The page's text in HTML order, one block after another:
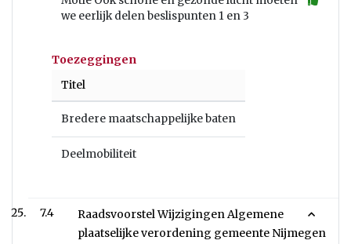
we eerlijk delen beslispunten 1 en 3
Toezeggingen
Titel
Bredere maatschappelijke baten
Deelmobiliteit
7.4
Raadsvoorstel Wijzigingen Algemene
plaatselijke verordening gemeente Nijmegen